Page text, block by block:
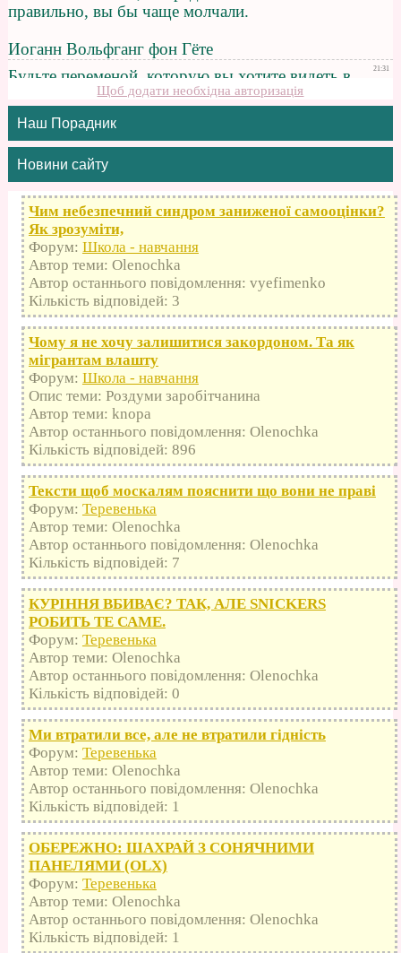
Щоб додати необхідна авторизація
Наш Порадник
Новини сайту
Чим небезпечний синдром заниженої самооцінки?
Як зрозуміти,
Форум: Школа - навчання
Автор теми: Olenochka
Автор останнього повідомлення: vyefimenko
Кількість відповідей: 3
Чому я не хочу залишитися закордоном. Та як
мігрантам влашту
Форум: Школа - навчання
Опис теми: Роздуми заробітчанина
Автор теми: knopa
Автор останнього повідомлення: Olenochka
Кількість відповідей: 896
Тексти щоб москалям пояснити що вони не праві
Форум: Теревенька
Автор теми: Olenochka
Автор останнього повідомлення: Olenochka
Кількість відповідей: 7
КУРІННЯ ВБИВАЄ? ТАК, АЛЕ SNICKERS
РОБИТЬ ТЕ САМЕ.
Форум: Теревенька
Автор теми: Olenochka
Автор останнього повідомлення: Olenochka
Кількість відповідей: 0
Ми втратили все, але не втратили гідність
Форум: Теревенька
Автор теми: Olenochka
Автор останнього повідомлення: Olenochka
Кількість відповідей: 1
ОБЕРЕЖНО: ШАХРАЙ З СОНЯЧНИМИ
ПАНЕЛЯМИ (OLX)
Форум: Теревенька
Автор теми: Olenochka
Автор останнього повідомлення: Olenochka
Кількість відповідей: 1